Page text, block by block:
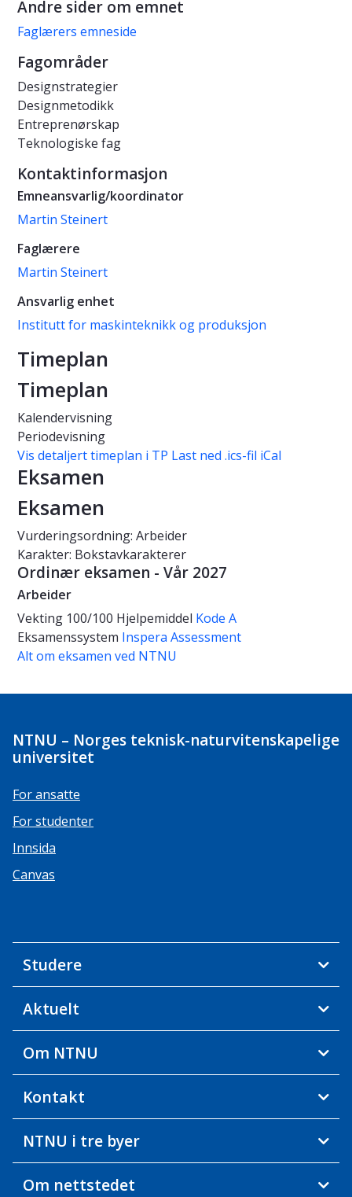
Andre sider om emnet
Faglærers emneside
Fagområder
Designstrategier
Designmetodikk
Entreprenørskap
Teknologiske fag
Kontaktinformasjon
Emneansvarlig/koordinator
Martin Steinert
Faglærere
Martin Steinert
Ansvarlig enhet
Institutt for maskinteknikk og produksjon
Timeplan
Timeplan
Kalendervisning
Periodevisning
Vis detaljert timeplan i TP Last ned .ics-fil iCal
Eksamen
Eksamen
Vurderingsordning: Arbeider
Karakter: Bokstavkarakterer
Ordinær eksamen - Vår 2027
Arbeider
Vekting 100/100 Hjelpemiddel Kode A
Eksamenssystem Inspera Assessment
Alt om eksamen ved NTNU
NTNU – Norges teknisk-naturvitenskapelige
universitet
For ansatte
For studenter
Innsida
Canvas
Studere
Aktuelt
Om NTNU
Kontakt
NTNU i tre byer
Om nettstedet